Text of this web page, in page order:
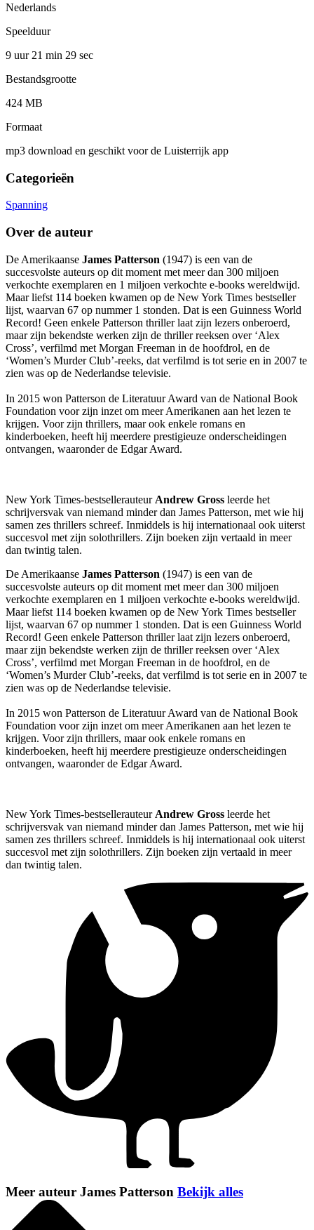
Nederlands
Speelduur
9 uur 21 min 29 sec
Bestandsgrootte
424 MB
Formaat
mp3 download en geschikt voor de Luisterrijk app
Categorieën
Spanning
Over de auteur
De Amerikaanse James Patterson (1947) is een van de
succesvolste auteurs op dit moment met meer dan 300 miljoen
verkochte exemplaren en 1 miljoen verkochte e-books wereldwijd.
Maar liefst 114 boeken kwamen op de New York Times bestseller
lijst, waarvan 67 op nummer 1 stonden. Dat is een Guinness World
Record! Geen enkele Patterson thriller laat zijn lezers onberoerd,
maar zijn bekendste werken zijn de thriller reeksen over ‘Alex
Cross’, verfilmd met Morgan Freeman in de hoofdrol, en de
‘Women’s Murder Club’-reeks, dat verfilmd is tot serie en in 2007 te
zien was op de Nederlandse televisie.
In 2015 won Patterson de Literatuur Award van de National Book
Foundation voor zijn inzet om meer Amerikanen aan het lezen te
krijgen. Voor zijn thrillers, maar ook enkele romans en
kinderboeken, heeft hij meerdere prestigieuze onderscheidingen
ontvangen, waaronder de Edgar Award.
New York Times-bestsellerauteur Andrew Gross leerde het
schrijversvak van niemand minder dan James Patterson, met wie hij
samen zes thrillers schreef. Inmiddels is hij internationaal ook uiterst
succesvol met zijn solothrillers. Zijn boeken zijn vertaald in meer
dan twintig talen.
De Amerikaanse James Patterson (1947) is een van de
succesvolste auteurs op dit moment met meer dan 300 miljoen
verkochte exemplaren en 1 miljoen verkochte e-books wereldwijd.
Maar liefst 114 boeken kwamen op de New York Times bestseller
lijst, waarvan 67 op nummer 1 stonden. Dat is een Guinness World
Record! Geen enkele Patterson thriller laat zijn lezers onberoerd,
maar zijn bekendste werken zijn de thriller reeksen over ‘Alex
Cross’, verfilmd met Morgan Freeman in de hoofdrol, en de
‘Women’s Murder Club’-reeks, dat verfilmd is tot serie en in 2007 te
zien was op de Nederlandse televisie.
In 2015 won Patterson de Literatuur Award van de National Book
Foundation voor zijn inzet om meer Amerikanen aan het lezen te
krijgen. Voor zijn thrillers, maar ook enkele romans en
kinderboeken, heeft hij meerdere prestigieuze onderscheidingen
ontvangen, waaronder de Edgar Award.
New York Times-bestsellerauteur Andrew Gross leerde het
schrijversvak van niemand minder dan James Patterson, met wie hij
samen zes thrillers schreef. Inmiddels is hij internationaal ook uiterst
succesvol met zijn solothrillers. Zijn boeken zijn vertaald in meer
dan twintig talen.
Meer auteur James Patterson Bekijk alles